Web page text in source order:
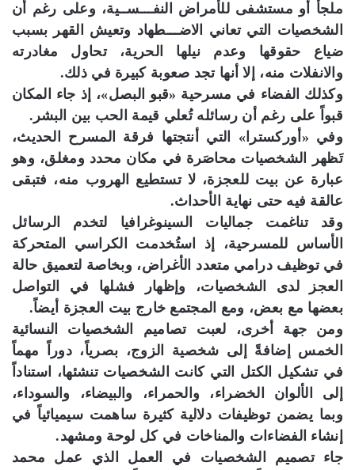
ملجأ أو مستشفى للأمراض النفـــســية، وعلى رغم أن
الشخصيات التي تعاني الاضـــطهاد وتعيش القهر بسبب
ضياع حقوقها وعدم نيلها الحرية، تحاول مغادرته
والانفلات منه، إلا أنها تجد صعوبة كبيرة في ذلك.
وكذلك الفضاء في مسرحية «قبو البصل»، إذ جاء المكان
قبواً على رغم أن رسائله تُعلي قيمة الحب بين البشر.
وفي «أوركسترا» التي أنتجتها فرقة المسرح الحديث،
تَظهر الشخصيات محاصَرة في مكان محدد ومغلق، وهو
عبارة عن بيت للعجزة، لا تستطيع الهروب منه، فتبقى
عالقة فيه حتى نهاية الأحداث.
وقد تناغمت جماليات السينوغرافيا لتخدم الرسائل
الأساس للمسرحية، إذ استُخدمت الكراسي المتحركة
في توظيف درامي متعدد الأغراض، وبخاصة لتعميق حالة
العجز لدى الشخصيات، وإظهار فشلها في التواصل
بعضها مع بعض، ومع المجتمع خارج بيت العجزة أيضاً.
ومن جهة أخرى، لعبت تصاميم الشخصيات النسائية
الخمس إضافةً إلى شخصية الزوج، بصرياً، دوراً مهماً
في تشكيل الكتل التي كانت الشخصيات تنشئها، استناداً
إلى الألوان الخضراء، والحمراء، والبيضاء، والسوداء،
وبما يضمن توظيفات دلالية كثيرة ساهمت سيميائياً في
إنشاء الفضاءات والمناخات في كل لوحة ومشهد.
جاء تصميم الشخصيات في العمل الذي عمل محمد